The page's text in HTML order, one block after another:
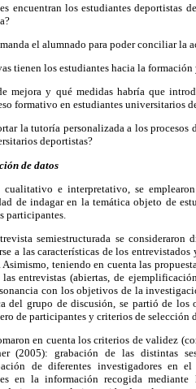
encuentran los estudiantes deportistas
el alumnado para poder conciliar
tienen los estudiantes hacia la
mejora y qué medidas habría que
formativo en estudiantes universitarios
la tutoría personalizada a los
deportistas?
de datos
e interpretativo, se
de indagar en la temática objeto de
participantes.
semiestructurada se
a las características de los
teniendo en cuenta las
entrevistas (abiertas, de
con los objetivos de la
del grupo de discusión, se partió de los
de participantes y criterios de selección
en cuenta los criterios de validez
(2005): grabación de las distintas
de diferentes investigadores en
en la información recogida